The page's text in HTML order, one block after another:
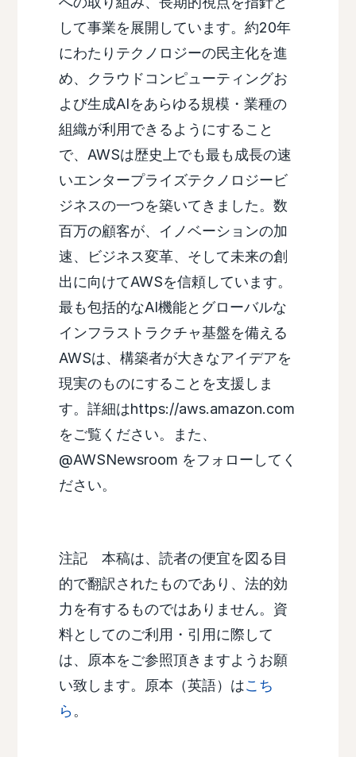
して事業を展開しています。約20年
にわたりテクノロジーの民主化を進
め、クラウドコンピューティングお
よび生成AIをあらゆる規模・業種の
組織が利用できるようにすること
で、AWSは歴史上でも最も成長の速
いエンタープライズテクノロジービ
ジネスの一つを築いてきました。数
百万の顧客が、イノベーションの加
速、ビジネス変革、そして未来の創
出に向けてAWSを信頼しています。
最も包括的なAI機能とグローバルな
インフラストラクチャ基盤を備える
AWSは、構築者が大きなアイデアを
現実のものにすることを支援しま
す。詳細はhttps://aws.amazon.com
をご覧ください。また、
@AWSNewsroom をフォローしてく
ださい。
注記 本稿は、読者の便宜を図る目
的で翻訳されたものであり、法的効
力を有するものではありません。資
料としてのご利用・引用に際して
は、原本をご参照頂きますようお願
い致します。原本（英語）はこち
ら。